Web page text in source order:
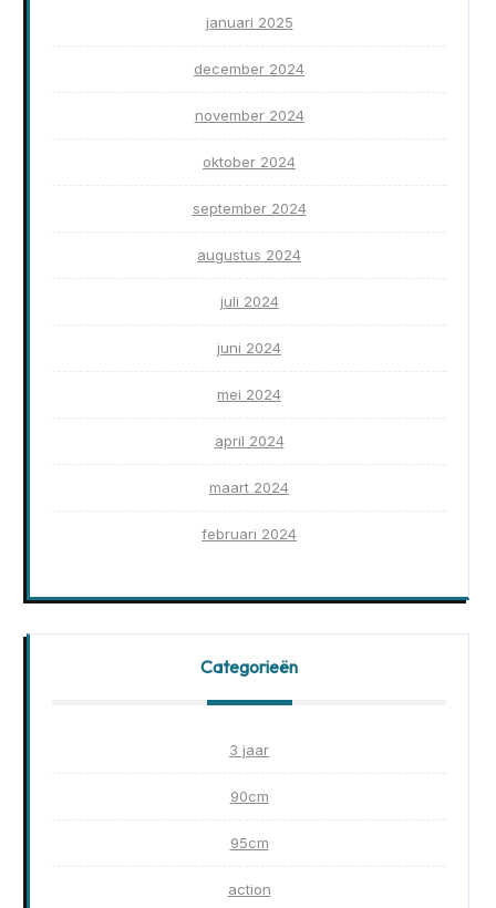
januari 2025
december 2024
november 2024
oktober 2024
september 2024
augustus 2024
juli 2024
juni 2024
mei 2024
april 2024
maart 2024
februari 2024
Categorieën
3 jaar
90cm
95cm
action